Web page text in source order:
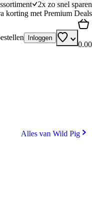
2x zo snel sparen
korting met Premium Deals
Inloggen
0.00
Alles van Wild Pig